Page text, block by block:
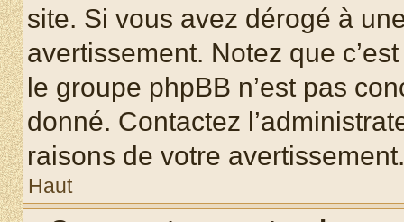
site. Si vous avez dérogé à
avertissement. Notez que
le groupe phpBB n’est pas
donné. Contactez
raisons de votre avertissement.
Haut